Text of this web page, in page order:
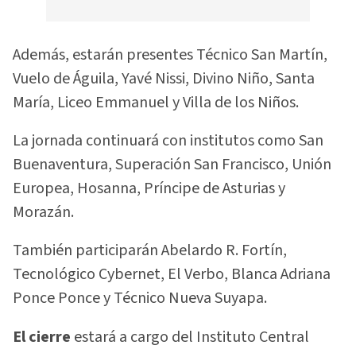
Además, estarán presentes Técnico San Martín,
Vuelo de Águila, Yavé Nissi, Divino Niño, Santa
María, Liceo Emmanuel y Villa de los Niños.
La jornada continuará con institutos como San
Buenaventura, Superación San Francisco, Unión
Europea, Hosanna, Príncipe de Asturias y
Morazán.
También participarán Abelardo R. Fortín,
Tecnológico Cybernet, El Verbo, Blanca Adriana
Ponce Ponce y Técnico Nueva Suyapa.
El cierre estará a cargo del Instituto Central